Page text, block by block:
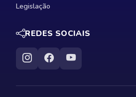
Legislação
REDES SOCIAIS